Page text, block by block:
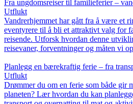
Fra ungdomsreiser til familieferier –
Utflukt
Vandrerhjemmet har gått fra å være et
eventyrere til å bli et attraktivt valg for
reisende. Utforsk hvordan denne
reisevaner, forventninger og måten vi
Planlegg en bærekraftig ferie – fra
Utflukt
Drømmer du om en ferie som både gir
planeten? Lær hvordan du kan